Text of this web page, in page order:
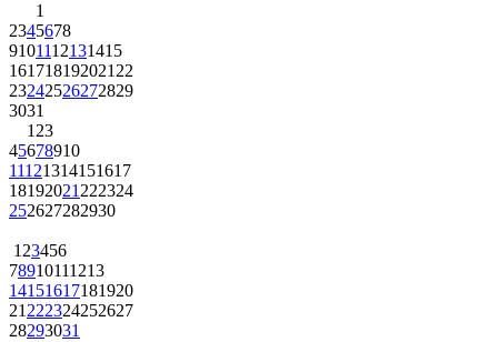
1
2345678
9101112131415
161718192021 22
23242526272829
3031
1 23
45678910
11121314151617
18192021 222324
252627282930
1 23456
78910111213
14151617181920
21 222324252627
28293031